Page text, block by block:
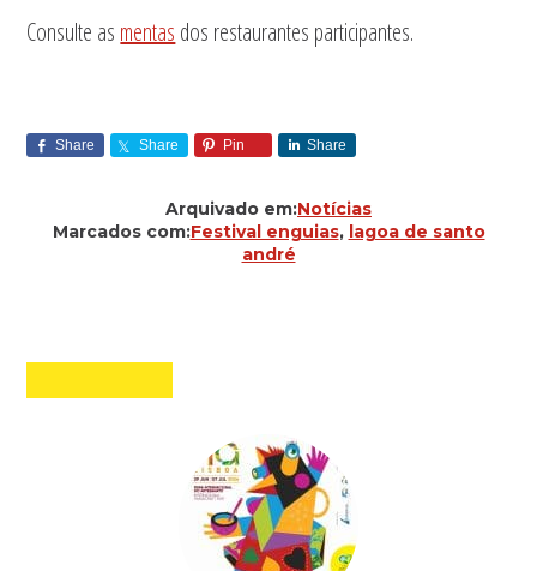
Consulte as mentas dos restaurantes participantes.
Share Share Pin Share
Arquivado em:Notícias
Marcados com:Festival enguias, lagoa de santo
andré